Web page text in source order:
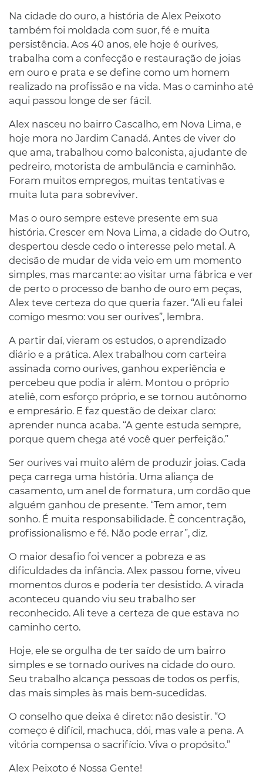
Na cidade do ouro, a história de Alex Peixoto
também foi moldada com suor, fé e muita
persistência. Aos 40 anos, ele hoje é ourives,
trabalha com a confecção e restauração de joias
em ouro e prata e se define como um homem
realizado na profissão e na vida. Mas o caminho até
aqui passou longe de ser fácil.
Alex nasceu no bairro Cascalho, em Nova Lima, e
hoje mora no Jardim Canadá. Antes de viver do
que ama, trabalhou como balconista, ajudante de
pedreiro, motorista de ambulância e caminhão.
Foram muitos empregos, muitas tentativas e
muita luta para sobreviver.
Mas o ouro sempre esteve presente em sua
história. Crescer em Nova Lima, a cidade do Outro,
despertou desde cedo o interesse pelo metal. A
decisão de mudar de vida veio em um momento
simples, mas marcante: ao visitar uma fábrica e ver
de perto o processo de banho de ouro em peças,
Alex teve certeza do que queria fazer. “Ali eu falei
comigo mesmo: vou ser ourives”, lembra.
A partir daí, vieram os estudos, o aprendizado
diário e a prática. Alex trabalhou com carteira
assinada como ourives, ganhou experiência e
percebeu que podia ir além. Montou o próprio
ateliê, com esforço próprio, e se tornou autônomo
e empresário. E faz questão de deixar claro:
aprender nunca acaba. “A gente estuda sempre,
porque quem chega até você quer perfeição.”
Ser ourives vai muito além de produzir joias. Cada
peça carrega uma história. Uma aliança de
casamento, um anel de formatura, um cordão que
alguém ganhou de presente. “Tem amor, tem
sonho. É muita responsabilidade. È concentração,
profissionalismo e fé. Não pode errar”, diz.
O maior desafio foi vencer a pobreza e as
dificuldades da infância. Alex passou fome, viveu
momentos duros e poderia ter desistido. A virada
aconteceu quando viu seu trabalho ser
reconhecido. Ali teve a certeza de que estava no
caminho certo.
Hoje, ele se orgulha de ter saído de um bairro
simples e se tornado ourives na cidade do ouro.
Seu trabalho alcança pessoas de todos os perfis,
das mais simples às mais bem-sucedidas.
O conselho que deixa é direto: não desistir. “O
começo é difícil, machuca, dói, mas vale a pena. A
vitória compensa o sacrifício. Viva o propósito.”
Alex Peixoto é Nossa Gente!